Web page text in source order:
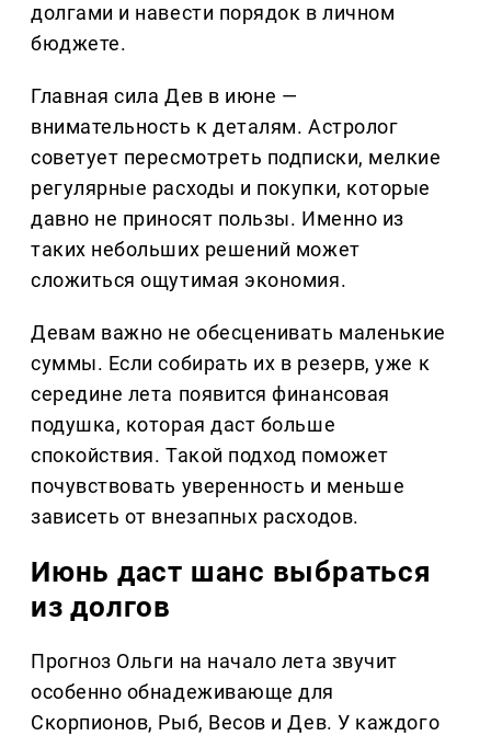
долгами и навести порядок в личном
бюджете.
Главная сила Дев в июне —
внимательность к деталям. Астролог
советует пересмотреть подписки, мелкие
регулярные расходы и покупки, которые
давно не приносят пользы. Именно из
таких небольших решений может
сложиться ощутимая экономия.
Девам важно не обесценивать маленькие
суммы. Если собирать их в резерв, уже к
середине лета появится финансовая
подушка, которая даст больше
спокойствия. Такой подход поможет
почувствовать уверенность и меньше
зависеть от внезапных расходов.
Июнь даст шанс выбраться
из долгов
Прогноз Ольги на начало лета звучит
особенно обнадеживающе для
Скорпионов, Рыб, Весов и Дев. У каждого